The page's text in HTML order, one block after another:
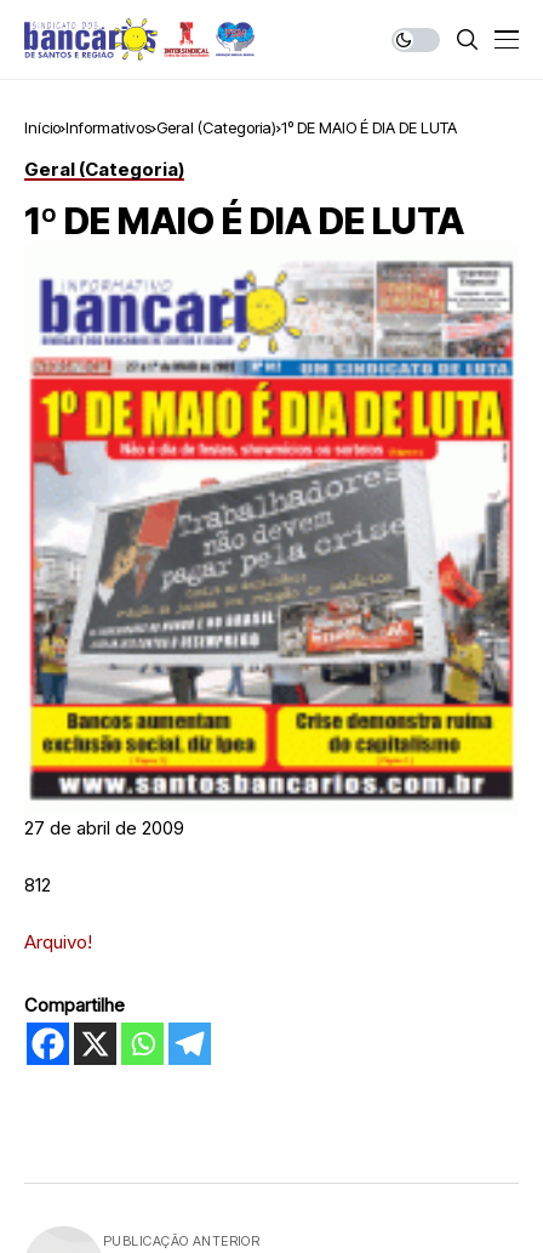
Início Informativos Geral (Categoria) 1º DE MAIO É DIA DE LUTA
Geral (Categoria)
1º DE MAIO É DIA DE LUTA
27 de abril de 2009
812
Arquivo!
Compartilhe
PUBLICAÇÃO ANTERIOR